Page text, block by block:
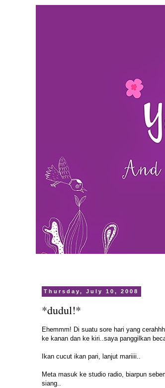
Thursday, July 10, 2008
*dudul!*
Ehemmm! Di suatu sore hari yang
ke kanan dan ke kiri..saya panggilkan
Ikan cucut ikan pari, lanjut mariiii..
Meta masuk ke studio radio, biarpun
siang..